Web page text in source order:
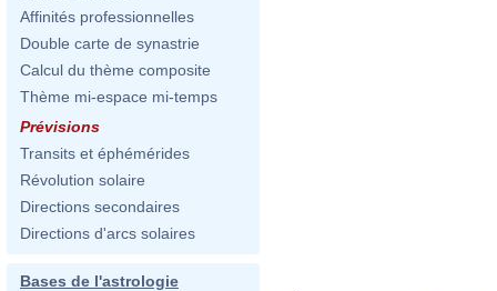
Affinités professionnelles
Double carte de synastrie
Calcul du thème composite
Thème mi-espace mi-temps
Prévisions
Transits et éphémérides
Révolution solaire
Directions secondaires
Directions d'arcs solaires
Bases de l'astrologie